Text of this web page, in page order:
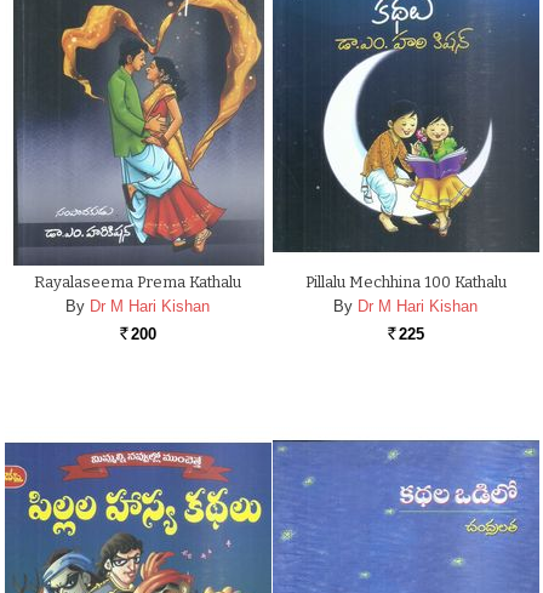
Rayalaseema Prema Kathalu
By Dr M Hari Kishan
Rs. 200
Pillalu Mechhina 100 Kathalu
By Dr M Hari Kishan
Rs. 225